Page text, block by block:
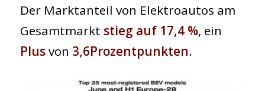
Der Marktanteil von Elektroautos am
Gesamtmarkt stieg auf 17,4 %, ein
Plusvon 3,6Prozentpunkten.